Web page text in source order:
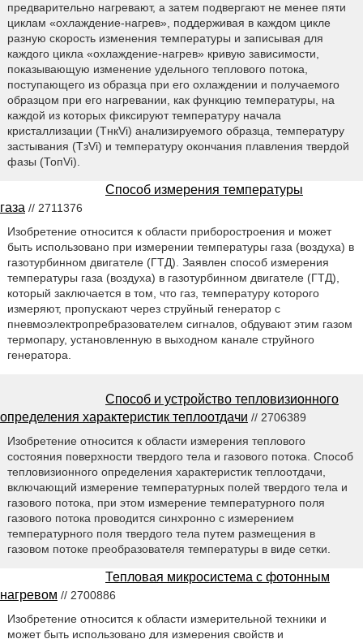
предварительно нагревают, а затем подвергают не менее пяти
циклам «охлаждение-нагрев», поддерживая в каждом цикле
разную скорость изменения температуры и записывая для
каждого цикла «охлаждение-нагрев» кривую зависимости,
показывающую изменение удельного теплового потока,
поступающего из образца при его охлаждении и получаемого
образцом при его нагревании, как функцию температуры, на
каждой из которых фиксируют температуру начала
кристаллизации (ТнкVi) анализируемого образца, температуру
застывания (ТзVi) и температуру окончания плавления твердой
фазы (ТопVi).
Способ измерения температуры
газа // 2711376
Изобретение относится к области приборостроения и может
быть использовано при измерении температуры газа (воздуха) в
газотурбинном двигателе (ГТД). Заявлен способ измерения
температуры газа (воздуха) в газотурбинном двигателе (ГТД),
который заключается в том, что газ, температуру которого
измеряют, пропускают через струйный генератор с
пневмоэлектропребразователем сигналов, обдувают этим газом
термопару, установленную в выходном канале струйного
генератора.
Способ и устройство тепловизионного
определения характеристик теплоотдачи // 2706389
Изобретение относится к области измерения теплового
состояния поверхности твердого тела и газового потока. Способ
тепловизионного определения характеристик теплоотдачи,
включающий измерение температурных полей твердого тела и
газового потока, при этом измерение температурного поля
газового потока проводится синхронно с измерением
температурного поля твердого тела путем размещения в
газовом потоке преобразователя температуры в виде сетки.
Тепловая микросистема с фотонным
нагревом // 2700886
Изобретение относится к области измерительной техники и
может быть использовано для измерения свойств и